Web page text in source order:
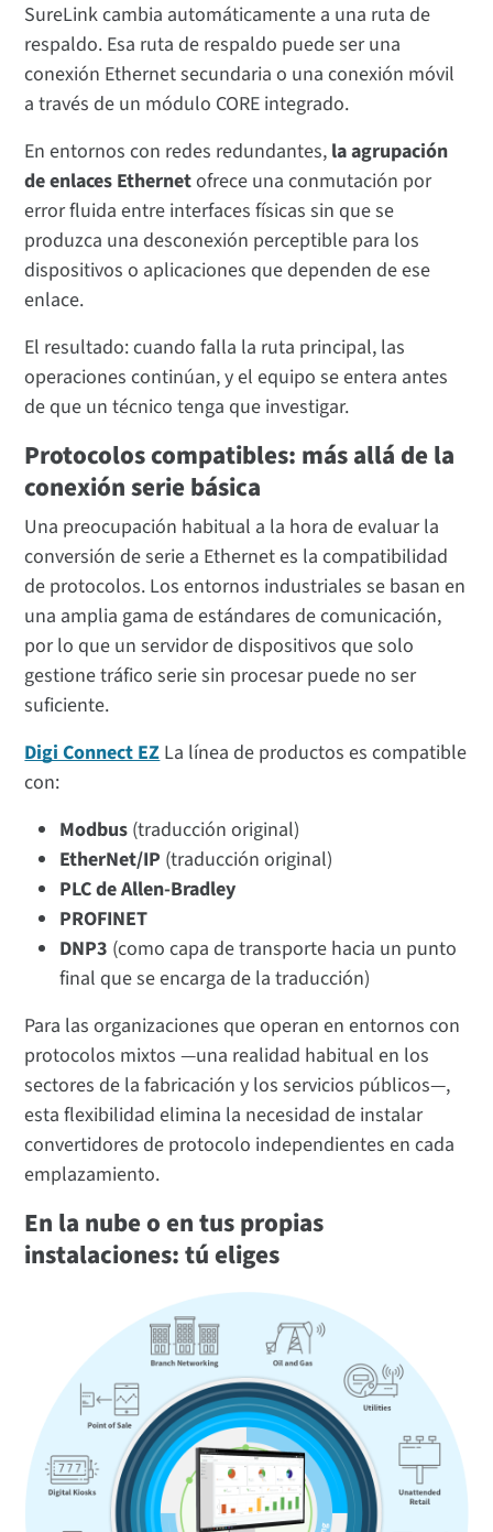
SureLink cambia automáticamente a una ruta de
respaldo. Esa ruta de respaldo puede ser una
conexión Ethernet secundaria o una conexión móvil
a través de un módulo CORE integrado.
En entornos con redes redundantes, la agrupación
de enlaces Ethernetofrece una conmutación por
error fluida entre interfaces físicas sin que se
produzca una desconexión perceptible para los
dispositivos o aplicaciones que dependen de ese
enlace.
El resultado: cuando falla la ruta principal, las
operaciones continúan, y el equipo se entera antes
de que un técnico tenga que investigar.
Protocolos compatibles: más allá de la
conexión serie básica
Una preocupación habitual a la hora de evaluar la
conversión de serie a Ethernet es la compatibilidad
de protocolos. Los entornos industriales se basan en
una amplia gama de estándares de comunicación,
por lo que un servidor de dispositivos que solo
gestione tráfico serie sin procesar puede no ser
suficiente.
Digi Connect EZLa línea de productos es compatible
con:
Modbus (traducción original)
EtherNet/IP (traducción original)
PLC de Allen-Bradley
PROFINET
DNP3 (como capa de transporte hacia un punto
final que se encarga de la traducción)
Para las organizaciones que operan en entornos con
protocolos mixtos —una realidad habitual en los
sectores de la fabricación y los servicios públicos—,
esta flexibilidad elimina la necesidad de instalar
convertidores de protocolo independientes en cada
emplazamiento.
En la nube o en tus propias
instalaciones: tú eliges